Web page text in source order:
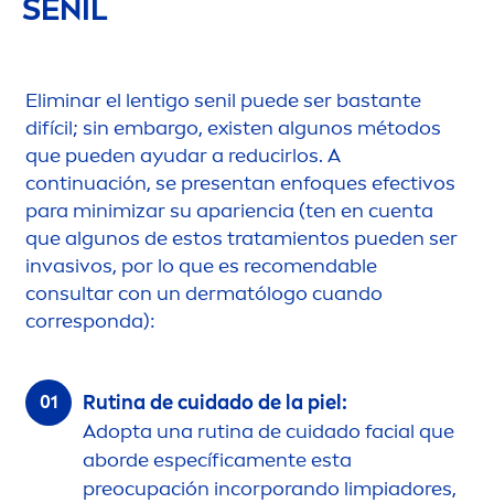
SENIL
Eliminar el lentigo senil puede ser bastante
difícil; sin embargo, existen algunos métodos
que pueden ayudar a reducirlos. A
continuación, se presentan enfoques efectivos
para minimizar su apariencia (ten en cuenta
que algunos de estos tratamientos pueden ser
invasivos, por lo que es recomendable
consultar con un dermatólogo cuando
corresponda):
Rutina de cuidado de la piel:
Adopta una rutina de cuidado facial que
aborde específicamente esta
preocupación incorporando limpiadores,